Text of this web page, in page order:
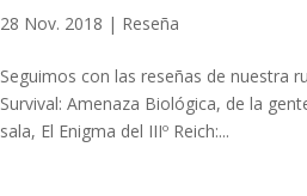
28 Nov. 2018 | Reseña
Seguimos con las reseñas de nuestra
Survival: Amenaza Biológica, de la
sala, El Enigma del IIIº Reich:...